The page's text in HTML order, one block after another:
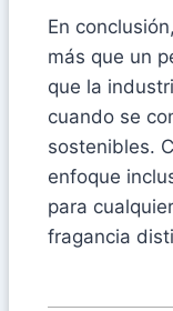
En conclusión,
más que un
que la
cuando se
sostenibles.
enfoque
para
fragancia